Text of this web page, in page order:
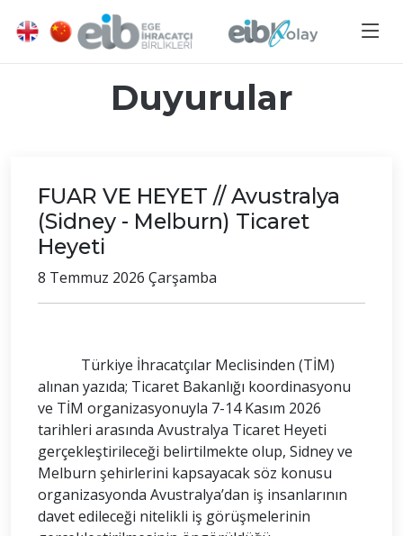
Duyurular
FUAR VE HEYET // Avustralya
(Sidney - Melburn) Ticaret
Heyeti
8 Temmuz 2026 Çarşamba
Türkiye İhracatçılar Meclisinden (TİM)
alınan yazıda; Ticaret Bakanlığı koordinasyonu
ve TİM organizasyonuyla 7-14 Kasım 2026
tarihleri arasında Avustralya Ticaret Heyeti
gerçekleştirileceği belirtilmekte olup, Sidney ve
Melburn şehirlerini kapsayacak söz konusu
organizasyonda Avustralya’dan iş insanlarının
davet edileceği nitelikli iş görüşmelerinin